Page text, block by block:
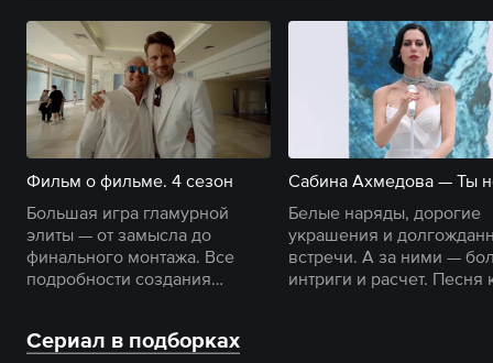
Фильм о фильме. 4 сезон
Большая игра гламурной
элиты — от замысла до
финального монтажа. Все
подробности создания
Белые наряды, дорогие
украшения и
встречи. А за ними —
интриги и расчет. Песня
Сериал в подборках